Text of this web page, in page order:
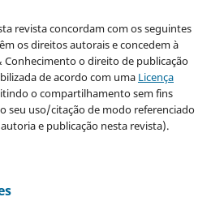
revista concordam com os seguintes
os direitos autorais e concedem à
Conhecimento o direito de publicação
de acordo com uma Licença
o compartilhamento sem fins
seu uso/citação de modo referenciado
e publicação nesta revista).